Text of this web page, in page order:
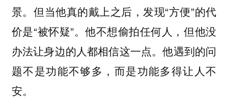
景。但当他真的戴上之后，发现“方便”的代
价是“被怀疑”。他不想偷拍任何人，但他没
办法让身边的人都相信这一点。他遇到的问
题不是功能不够多，而是功能多得让人不
安。